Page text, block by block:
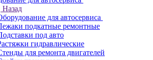
Назад
для автосервиса
подкатные ремонтные
под авто
гидравлические
для ремонта двигателей